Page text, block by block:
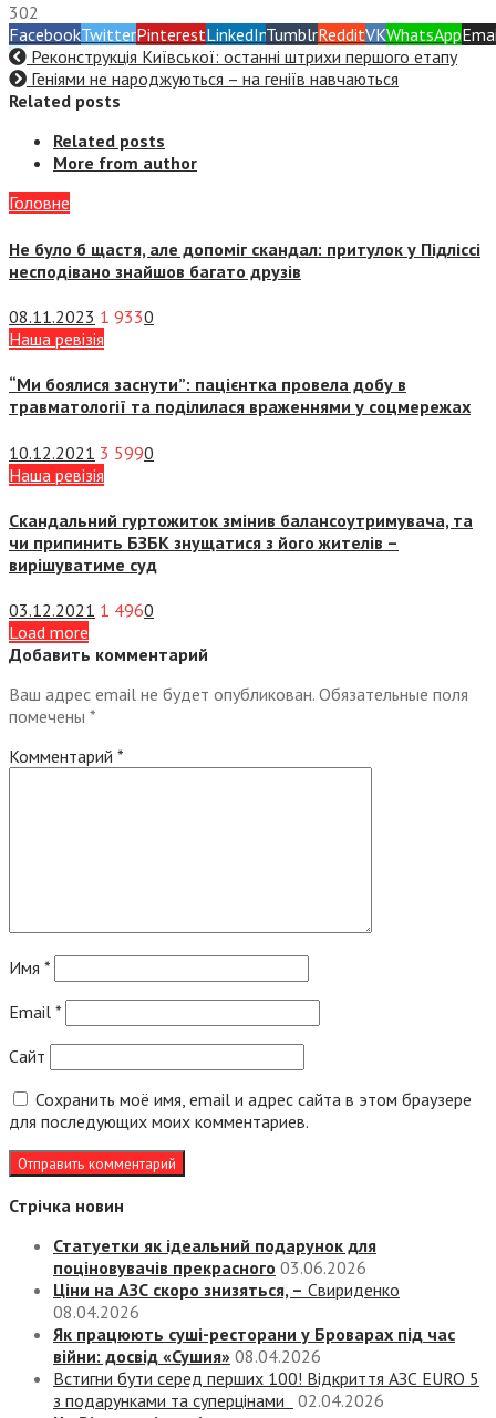
302
FacebookTwitterPinterestLinkedInTumblrRedditVKWhatsApp
Реконструкція Київської: останні штрихи першого етапу
Геніями не народжуються – на геніїв навчаються
Related posts
Related posts
More from author
Головне
Не було б щастя, але допоміг скандал: притулок у Підліссі
несподівано знайшов багато друзів
08.11.2023 1 9330
Наша ревізія
“Ми боялися заснути”: пацієнтка провела добу в
травматології та поділилася враженнями у соцмережах
10.12.2021 3 5990
Наша ревізія
Скандальний гуртожиток змінив балансоутримувача, та
чи припинить БЗБК знущатися з його жителів –
вирішуватиме суд
03.12.2021 1 4960
Load more
Добавить комментарий
Ваш адрес email не будет опубликован. Обязательные поля
помечены *
Комментарий *
Имя *
Email *
Сайт
Сохранить моё имя, email и адрес сайта в этом браузере
для последующих моих комментариев.
Стрічка новин
Статуетки як ідеальний подарунок для
поціновувачів прекрасного 03.06.2026
Ціни на АЗС скоро знизяться, – Свириденко
08.04.2026
Як працюють суші-ресторани у Броварах під час
війни: досвід «Сушия» 08.04.2026
Встигни бути серед перших 100! Відкриття АЗС EURO 5
з подарунками та суперцінами
02.04.2026